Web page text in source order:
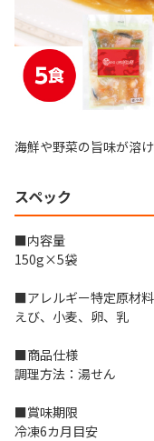
海鮮や野菜の旨味が溶け
スペック
■内容量
150g×5袋
■アレルギー特定原材
えび、小麦、卵、乳
■商品仕様
調理方法：湯せん
■賞味期限
冷凍6カ月目安